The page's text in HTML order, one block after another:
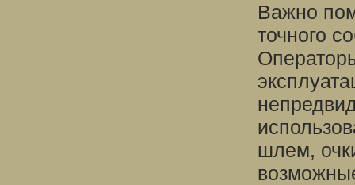
Важно
точного
шлем,